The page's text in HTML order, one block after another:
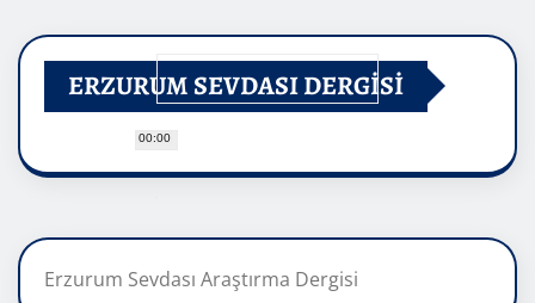
00:00
ERZURUM SEVDASI DERGİSİ
Erzurum Sevdası Araştırma Dergisi